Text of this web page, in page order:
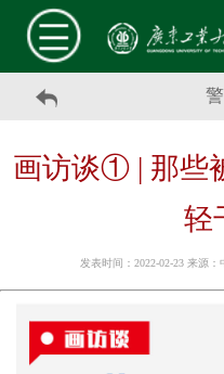
画访谈① | 那些
轻
发表时间：2022-02-23 来源